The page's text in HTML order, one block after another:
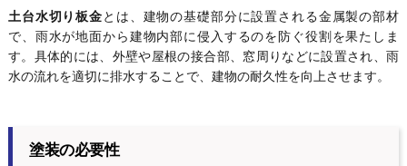
土台水切り板金とは、建物の基礎部分に設置される金属製の部材
で、雨水が地面から建物内部に侵入するのを防ぐ役割を果たしま
す。具体的には、外壁や屋根の接合部、窓周りなどに設置され、雨
水の流れを適切に排水することで、建物の耐久性を向上させます。
塗装の必要性